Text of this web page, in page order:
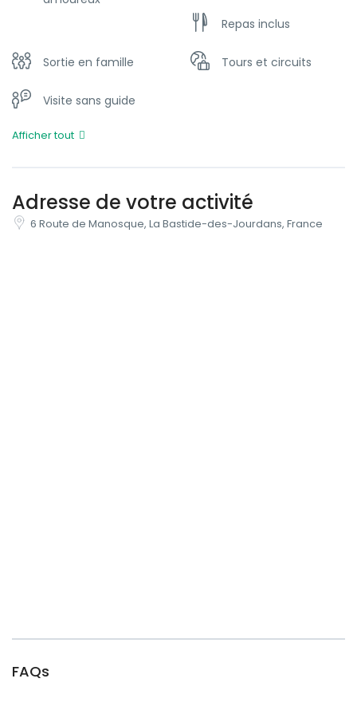
Repas inclus
Sortie en famille Tours et circuits
Visite sans guide
Afficher tout
Adresse de votre activité
6 Route de Manosque, La Bastide-des-Jourdans, France
FAQs